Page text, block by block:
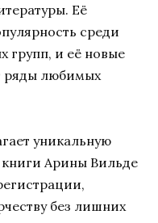
Её
среди
групп, и её новые
ряды любимых
уникальную
Арины Вильде
без лишних